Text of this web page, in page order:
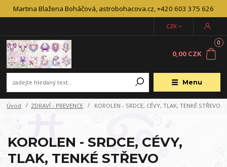
Martina Blažena Boháčová, astrobohacova.cz, +420 603 375 626
Menu
CZK
0
0,00 CZK
Úvod ZDRAVÍ - PREVENCE KOROLEN - SRDCE, CÉVY, TLAK, TENKÉ STŘEVO
KOROLEN - SRDCE, CÉVY,
TLAK, TENKÉ STŘEVO